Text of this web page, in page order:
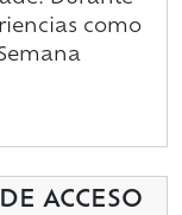
como
ACCESO